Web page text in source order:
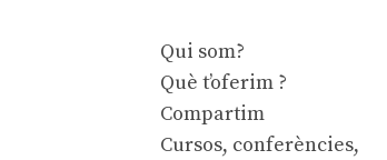
Qui som?
Què t’oferim ?
Compartim
Cursos, conferències,